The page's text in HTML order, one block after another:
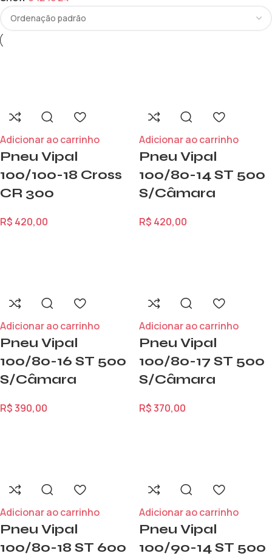
Adicionar ao carrinho
Pneu Vipal
100/100-18 Cross
CR 300
R$ 420,00
Adicionar ao carrinho
Pneu Vipal
100/80-14 ST 500
S/Câmara
R$ 420,00
Adicionar ao carrinho
Pneu Vipal
100/80-16 ST 500
S/Câmara
R$390,00
Adicionar ao carrinho
Pneu Vipal
100/80-17 ST 500
S/Câmara
R$370,00
Adicionar ao carrinho
Pneu Vipal
100/80-18 ST 600
Adicionar ao carrinho
Pneu Vipal
100/90-14 ST 500